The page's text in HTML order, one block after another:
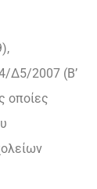
Δ5/2007 (Β’
οποίες